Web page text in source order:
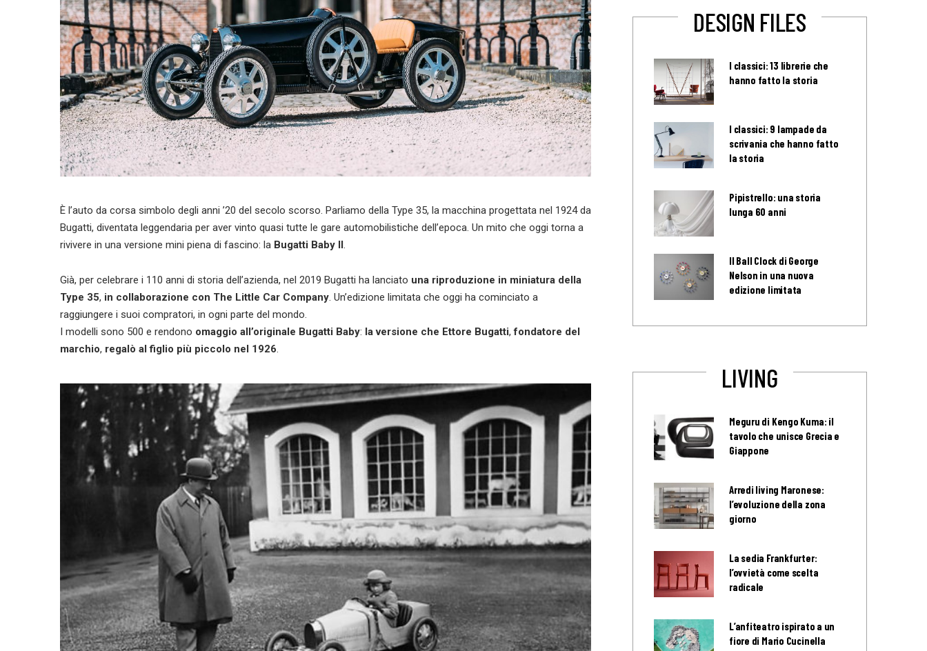
È l’auto da corsa simbolo degli anni ’20 del secolo scorso. Parliamo della Type 35, la macchina progettata nel 1924 da
Bugatti, diventata leggendaria per aver vinto quasi tutte le gare automobilistiche dell’epoca. Un mito che oggi torna a
rivivere in una versione mini piena di fascino: la Bugatti Baby II.
Già, per celebrare i 110 anni di storia dell’azienda, nel 2019 Bugatti ha lanciato una riproduzione in miniatura della
Type 35, in collaborazione con The Little Car Company. Un’edizione limitata che oggi ha cominciato a
raggiungere i suoi compratori, in ogni parte del mondo.
I modelli sono 500 e rendono omaggio all’originale Bugatti Baby: la versione che Ettore Bugatti, fondatore del
marchio, regalò al figlio più piccolo nel 1926.
DESIGN FILES
I classici: 13 librerie che
hanno fatto la storia
I classici: 9 lampade da
scrivania che hanno fatto
la storia
Pipistrello: una storia
lunga 60 anni
Il Ball Clock di George
Nelson in una nuova
edizione limitata
LIVING
Meguru di Kengo Kuma: il
tavolo che unisce Grecia e
Giappone
Arredi living Maronese:
l’evoluzione della zona
giorno
La sedia Frankfurter:
l’ovvietà come scelta
radicale
L’anfiteatro ispirato a un
fiore di Mario Cucinella